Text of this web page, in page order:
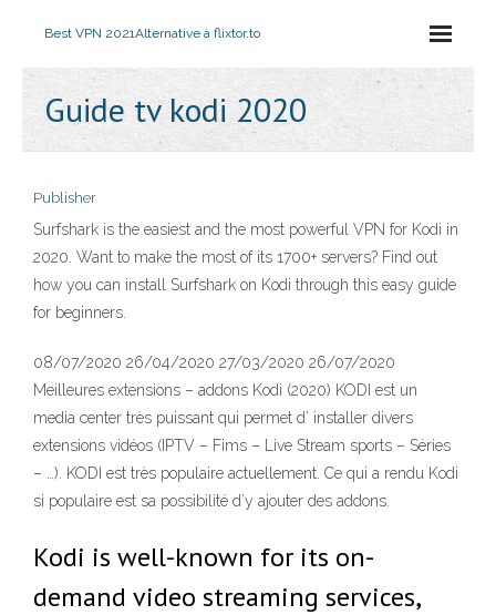
Best VPN 2021Alternative à flixtor.to
Guide tv kodi 2020
Publisher
Surfshark is the easiest and the most powerful VPN for Kodi in
2020. Want to make the most of its 1700+ servers? Find out
how you can install Surfshark on Kodi through this easy guide
for beginners.
08/07/2020 26/04/2020 27/03/2020 26/07/2020
Meilleures extensions – addons Kodi (2020) KODI est un
media center très puissant qui permet d’ installer divers
extensions vidéos (IPTV – Fims – Live Stream sports – Séries
– …). KODI est très populaire actuellement. Ce qui a rendu Kodi
si populaire est sa possibilité d’y ajouter des addons.
Kodi is well-known for its on-
demand video streaming services,